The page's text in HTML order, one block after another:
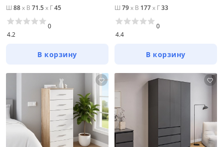
Ш 88x В 71.5x Г45
4.2
0
В корзину
Ш 79x В 177x Г33
4.4
0
В корзину